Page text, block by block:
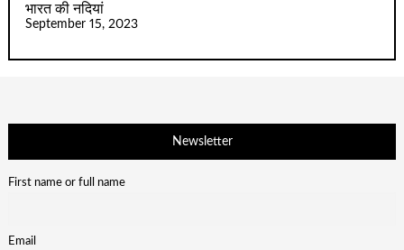
भारत की नदियां
September 15, 2023
Newsletter
First name or full name
Email